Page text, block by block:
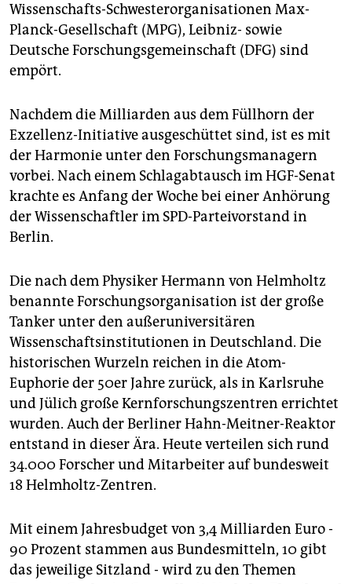
Wissenschafts-Schwesterorganisationen Max-
Planck-Gesellschaft (MPG), Leibniz- sowie
Deutsche Forschungsgemeinschaft (DFG) sind
empört.
Nachdem die Milliarden aus dem Füllhorn der
Exzellenz-Initiative ausgeschüttet sind, ist es mit
der Harmonie unter den Forschungsmanagern
vorbei. Nach einem Schlagabtausch im HGF-Senat
krachte es Anfang der Woche bei einer Anhörung
der Wissenschaftler im SPD-Parteivorstand in
Berlin.
Die nach dem Physiker Hermann von Helmholtz
benannte Forschungsorganisation ist der große
Tanker unter den außeruniversitären
Wissenschaftsinstitutionen in Deutschland. Die
historischen Wurzeln reichen in die Atom-
Euphorie der 50er Jahre zurück, als in Karlsruhe
und Jülich große Kernforschungszentren errichtet
wurden. Auch der Berliner Hahn-Meitner-Reaktor
entstand in dieser Ära. Heute verteilen sich rund
34.000 Forscher und Mitarbeiter auf bundesweit
18 Helmholtz-Zentren.
Mit einem Jahresbudget von 3,4 Milliarden Euro -
90 Prozent stammen aus Bundesmitteln, 10 gibt
das jeweilige Sitzland - wird zu den Themen